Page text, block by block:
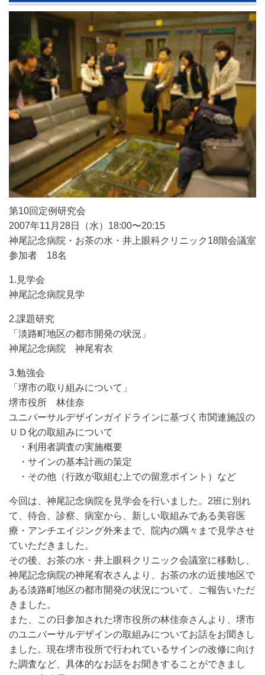
第10回定例研究会
2007年11月28日（水）18:00〜20:15
神尾記念病院・お茶の水・井上眼科クリニック18階会議室
参加者 18名
1.見学会
神尾記念病院見学
2.課題研究
「淡路町地区の都市開発の状況」
神尾記念病院 神尾宥衣
3.勉強会
「堺市の取り組みについて」
堺市役所 林佳奈
ユニバーサルデザインガイドラインに基づく市関連施設の
ＵＤ化の取組みについて
・利用者調査の実施概要
・サインの基本計画の策定
・その他（行政が取組む上での留意ポイント）など
今回は、神尾記念病院を見学会を行いました。2班に別れ
て、待合、診察、病室から、新しい取組みである美容医
療・アンチエイジング外来まで、院内の隅々まで見学させ
ていただきました。
その後、お茶の水・井上眼科クリニック会議室に移動し、
神尾記念病院の神尾宥衣さんより、お茶の水の近接地区で
ある淡路町地区の都市開発の状況について、ご報告いただ
きました。
また、この日参加された堺市役所の林佳奈さんより、堺市
のユニバーサルデザインの取組みについてお話をお聞きし
ました。現在堺市役所で行われているサインの改修に向け
た調査など、具体的なお話をお聞きすることができまし